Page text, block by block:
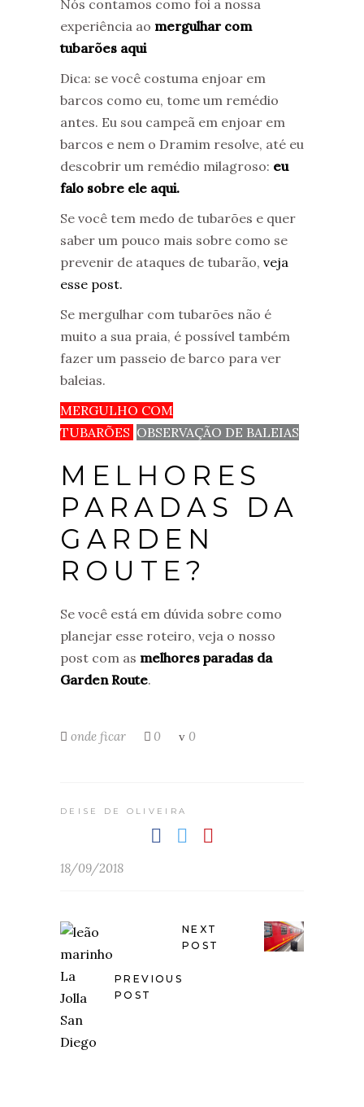
Nós contamos como foi a nossa
experiência ao mergulhar com
tubarões aqui
Dica: se você costuma enjoar em
barcos como eu, tome um remédio
antes. Eu sou campeã em enjoar em
barcos e nem o Dramim resolve, até eu
descobrir um remédio milagroso: eu
falo sobre ele aqui.
Se você tem medo de tubarões e quer
saber um pouco mais sobre como se
prevenir de ataques de tubarão, veja
esse post.
Se mergulhar com tubarões não é
muito a sua praia, é possível também
fazer um passeio de barco para ver
baleias.
MERGULHO COM
TUBARÕES OBSERVAÇÃO DE BALEIAS
MELHORES
PARADAS DA
GARDEN
ROUTE?
Se você está em dúvida sobre como
planejar esse roteiro, veja o nosso
post com as melhores paradas da
Garden Route.
onde ficar 0 0
DEISE DE OLIVEIRA
18/09/2018
PREVIOUS
POST
NEXT
POST